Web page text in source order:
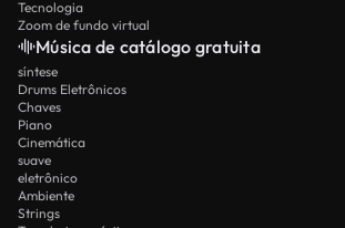
Tecnologia
Zoom de fundo virtual
Música de catálogo gratuita
síntese
Drums Eletrônicos
Chaves
Piano
Cinemática
suave
eletrônico
Ambiente
Strings